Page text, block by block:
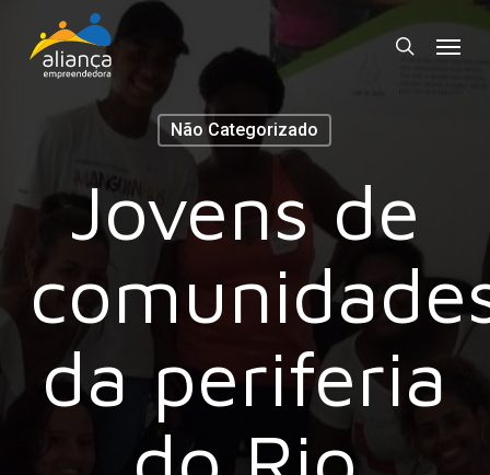
search
Menu
Não Categorizado
Jovens de
da periferia